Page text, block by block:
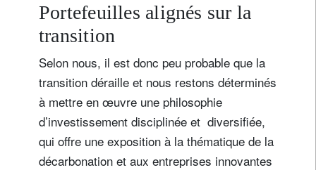
Portefeuilles alignés sur la
transition
Selon nous, il est donc peu probable que la
transition déraille et nous restons déterminés
à mettre en œuvre une philosophie
d’investissement disciplinée et diversifiée,
qui offre une exposition à la thématique de la
décarbonation et aux entreprises innovantes